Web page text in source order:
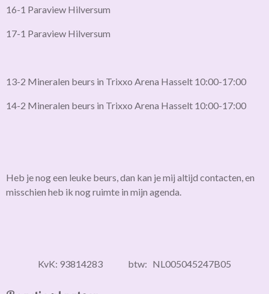
16-1 Paraview Hilversum
17-1 Paraview Hilversum
13-2 Mineralen beurs in Trixxo Arena Hasselt 10:00-17:00
14-2 Mineralen beurs in Trixxo Arena Hasselt 10:00-17:00
Heb je nog een leuke beurs, dan kan je mij altijd contacten, en
misschien heb ik nog ruimte in mijn agenda.
KvK: 93814283 btw: NL005045247B05